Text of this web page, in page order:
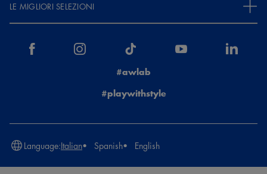
LE MIGLIORI SELEZIONI
#awlab
#playwithstyle
Language:Italian Spanish English